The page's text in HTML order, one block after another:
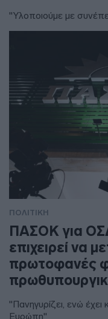
"Υλοποιούμε με
ΠΟΛΙΤΙΚΗ
ΠΑΣΟΚ για
επιχειρεί να
πρωτοφανές
"Πανηγυρίζει, ενώ
Ευρώπη"